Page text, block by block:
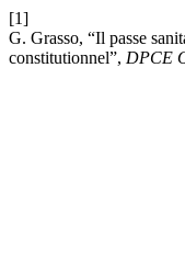
[1]
G. Grasso, “Il passe
constitutionnel”, DPCE